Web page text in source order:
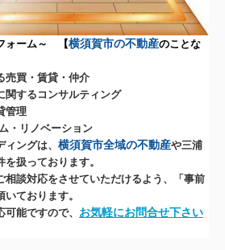
ォーム～ 【横須賀市の不動産のことな
売買・賃貸・仲介
ンサルティング
理
ベーション
ングは、 横須賀市全域の不動産や三浦
扱っております。
相談対応をさせていただけるよう、「事前
ております。
能ですので、 お気軽にお問合せ下さい